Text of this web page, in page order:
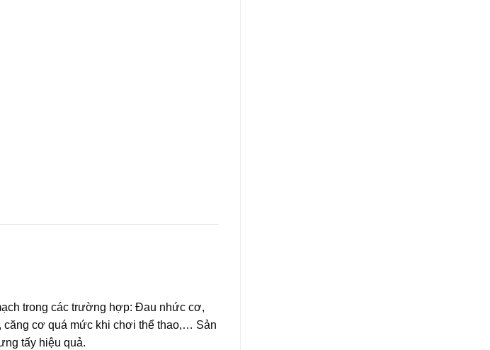
trong các trường hợp: Đau nhức cơ,
căng cơ quá mức khi chơi thể thao,… Sản
tấy hiệu quả.